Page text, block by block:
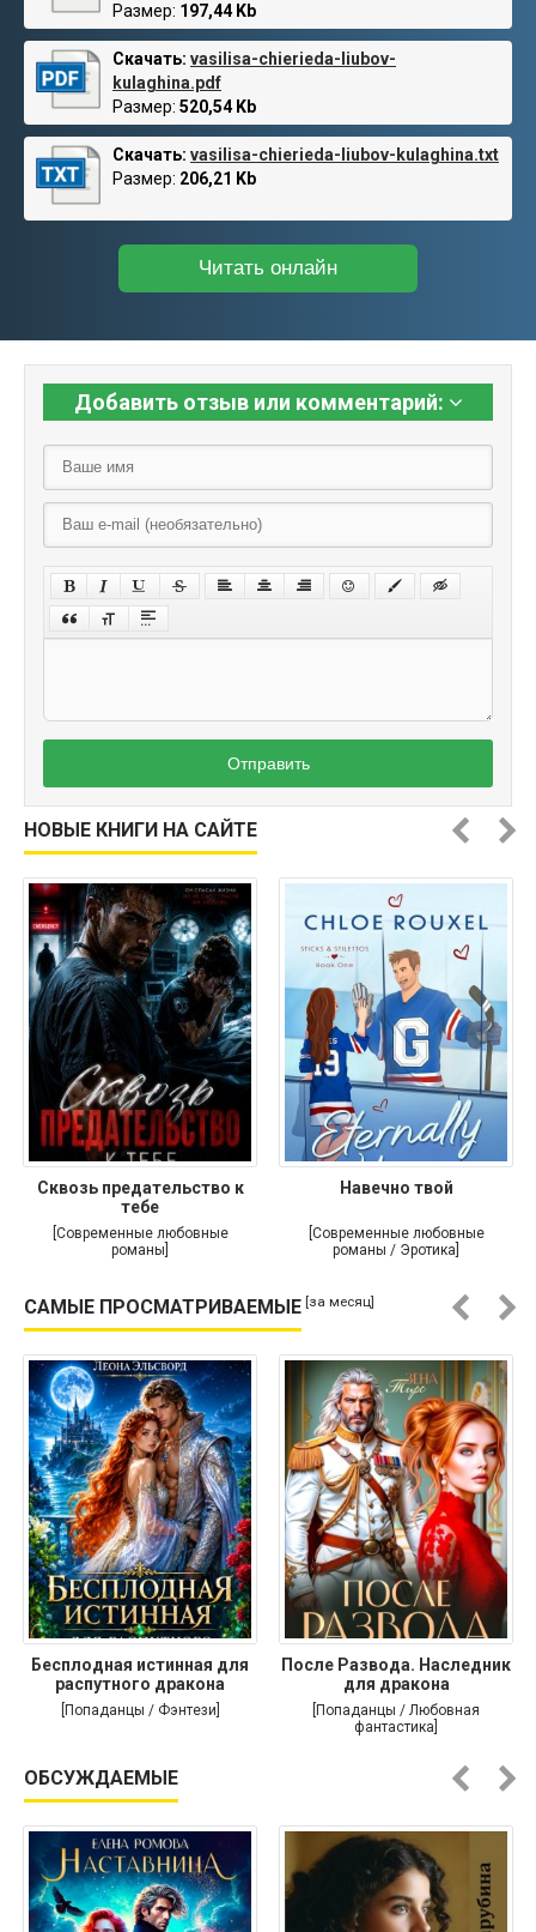
Размер: 197,44 Kb
Скачать: vasilisa-chierieda-liubov-
kulaghina.pdf
Размер: 520,54 Kb
Скачать: vasilisa-chierieda-liubov-kulaghina.txt
Размер: 206,21 Kb
Читать онлайн
Добавить отзыв или комментарий:
Отправить
НОВЫЕ КНИГИ НА САЙТЕ
Сквозь предательство к
тебе
[Современные любовные
романы]
Навечно твой
[Современные любовные
романы / Эротика]
САМЫЕ ПРОСМАТРИВАЕМЫЕ [за месяц]
Бесплодная истинная для
распутного дракона
[Попаданцы / Фэнтези]
После Развода. Наследник
для дракона
[Попаданцы / Любовная
фантастика]
ОБСУЖДАЕМЫЕ